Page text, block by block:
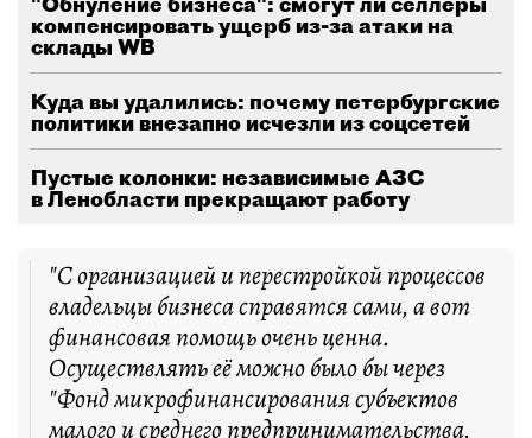
компенсировать ущерб из-за атаки на
склады WB
Куда вы удалились: почему петербургские
политики внезапно исчезли из соцсетей
Пустые колонки: независимые АЗС
в Ленобласти прекращают работу
"С организацией и перестройкой процессов
владельцы бизнеса справятся сами, а вот
финансовая помощь очень ценна.
Осуществлять её можно было бы через
"Фонд микрофинансирования субъектов
малого и среднего предпринимательства,